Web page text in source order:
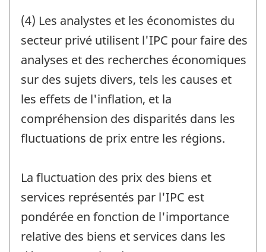
(4) Les analystes et les économistes du
secteur privé utilisent l'IPC pour faire des
analyses et des recherches économiques
sur des sujets divers, tels les causes et
les effets de l'inflation, et la
compréhension des disparités dans les
fluctuations de prix entre les régions.
La fluctuation des prix des biens et
services représentés par l'IPC est
pondérée en fonction de l'importance
relative des biens et services dans les